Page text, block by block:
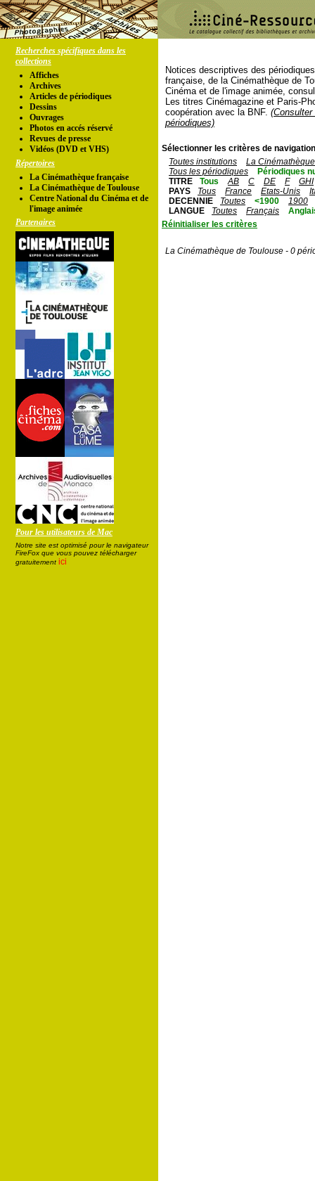
Recherches spécifiques dans les
collections
Affiches
Archives
Articles de périodiques
Dessins
Ouvrages
Photos en accés réservé
Revues de presse
Vidéos (DVD et VHS)
Répertoires
La Cinémathèque française
La Cinémathèque de Toulouse
Centre National du Cinéma et de
l'image animée
Partenaires
Pour les utilisateurs de Mac
Notre site est optimisé pour le navigateur
FireFox que vous pouvez télécharger
gratuitement ici
Notices descriptives des
française, de la Cinémathèque de
Cinéma et de l'image animée,
Les titres Cinémagazine et Paris-
coopération avec la BNF.
périodiques)
Sélectionner les critères de
Toutes institutions
La
Tous les périodiques
Périodiques
TITRE
Tous AB C DE F
GHI
PAYS
Tous France Etats-Unis
DECENNIE
Toutes <1900
1900
LANGUE
Toutes Français
Réinitialiser les critères
La Cinémathèque de Toulouse - 0